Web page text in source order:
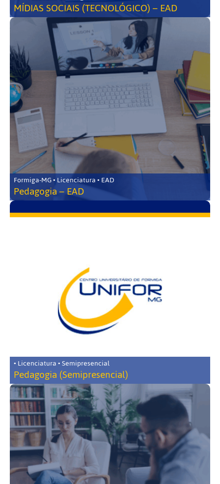
MÍDIAS SOCIAIS (TECNOLÓGICO) – EAD
Formiga-MG • Licenciatura • EAD
Pedagogia – EAD
• Licenciatura • Semipresencial
Pedagogia (Semipresencial)